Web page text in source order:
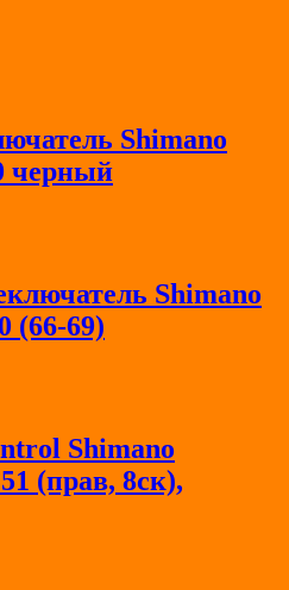
Shimano
черный
Shimano
(66-69)
Shimano
(прав, 8ск),